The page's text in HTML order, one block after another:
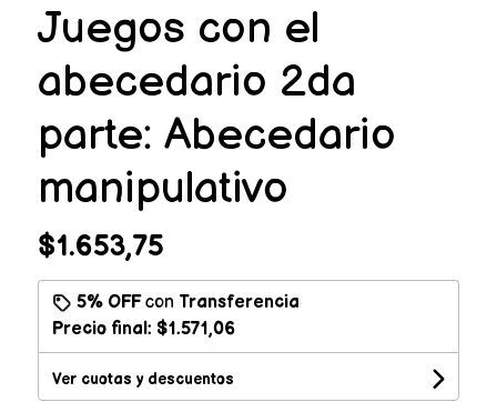
Juegos con el
abecedario 2da
parte: Abecedario
manipulativo
$1.653,75
5% OFFcon Transferencia
Precio final: $1.571,06
Ver cuotas y descuentos